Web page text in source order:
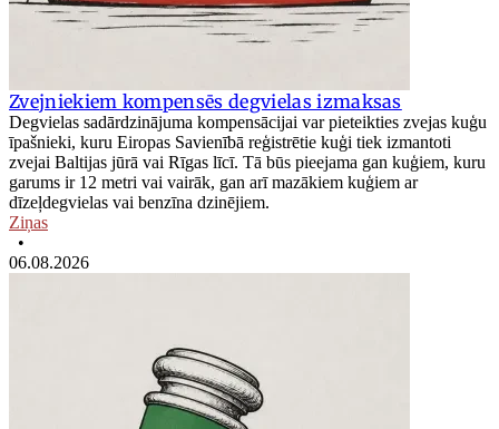
Zvejniekiem kompensēs degvielas izmaksas
Degvielas sadārdzinājuma kompensācijai var pieteikties zvejas kuģu
īpašnieki, kuru Eiropas Savienībā reģistrētie kuģi tiek izmantoti
zvejai Baltijas jūrā vai Rīgas līcī. Tā būs pieejama gan kuģiem, kuru
garums ir 12 metri vai vairāk, gan arī mazākiem kuģiem ar
dīzeļdegvielas vai benzīna dzinējiem.
Ziņas
•
06.08.2026